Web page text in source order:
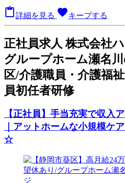
詳細を見る favoriteキープする
正社員求人 株式会社
グループホーム瀬名
区/介護職員・介護福
員初任者研修
【正社員】手当充実で収入
｜アットホームな小規模ケ
☆